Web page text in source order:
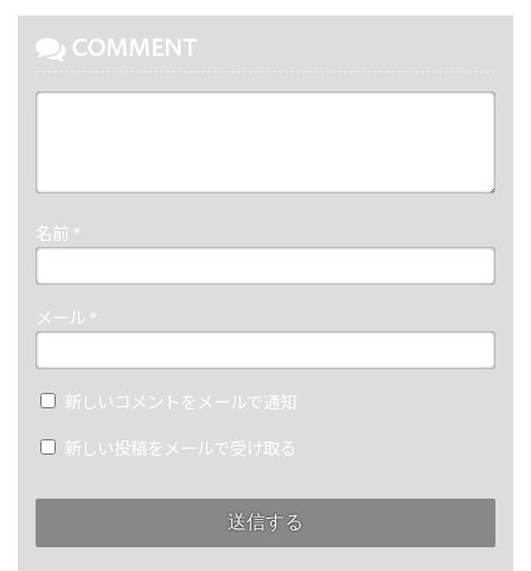
COMMENT
名前 *
メール *
新しいコメントをメールで通知
新しい投稿をメールで受け取る